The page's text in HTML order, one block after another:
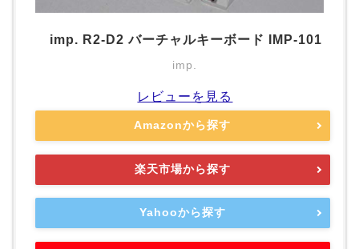
imp. R2-D2 バーチャルキーボード IMP-101
imp.
レビューを見る
Amazonから探す
楽天市場から探す
Yahooから探す